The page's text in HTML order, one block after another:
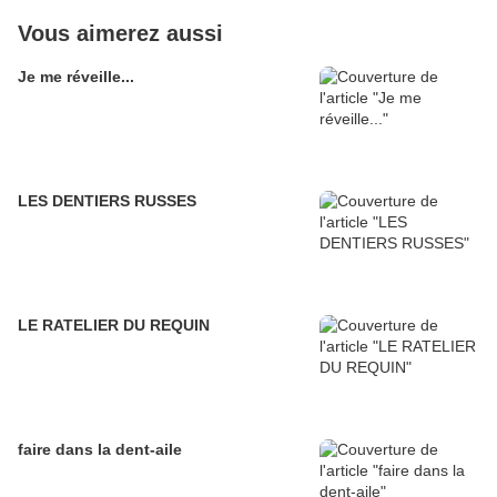
Vous aimerez aussi
Je me réveille...
LES DENTIERS RUSSES
LE RATELIER DU REQUIN
faire dans la dent-aile